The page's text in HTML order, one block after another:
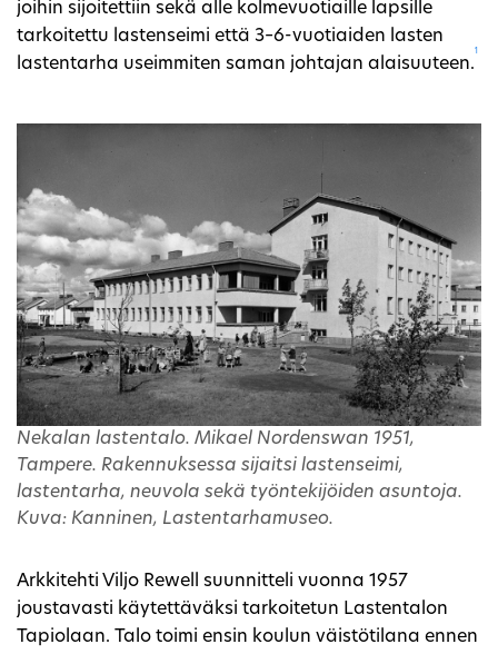
joihin sijoitettiin sekä alle kolmevuotiaille lapsille
tarkoitettu lastenseimi että 3–6-vuotiaiden lasten
lastentarha useimmiten saman johtajan alaisuuteen.
Nekalan lastentalo. Mikael Nordenswan 1951,
Tampere. Rakennuksessa sijaitsi lastenseimi,
lastentarha, neuvola sekä työntekijöiden asuntoja.
Kuva: Kanninen, Lastentarhamuseo.
Arkkitehti Viljo Rewell suunnitteli vuonna 1957
joustavasti käytettäväksi tarkoitetun Lastentalon
Tapiolaan. Talo toimi ensin koulun väistötilana ennen